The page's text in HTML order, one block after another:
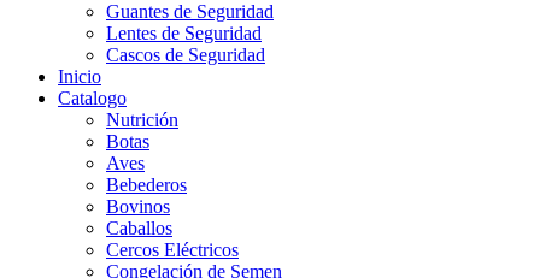
Guantes de Seguridad
Lentes de Seguridad
Cascos de Seguridad
Inicio
Catalogo
Nutrición
Botas
Aves
Bebederos
Bovinos
Caballos
Cercos Eléctricos
Congelación de Semen